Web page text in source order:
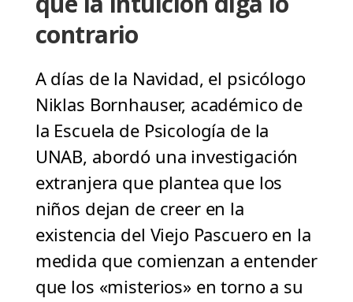
contrario
A días de la Navidad, el psicólogo
Niklas Bornhauser, académico de
la Escuela de Psicología de la
UNAB, abordó una investigación
extranjera que plantea que los
niños dejan de creer en la
existencia del Viejo Pascuero en la
medida que comienzan a entender
que los «misterios» en torno a su